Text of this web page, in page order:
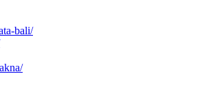
bali/